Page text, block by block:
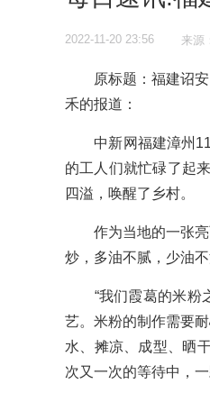
2022-11-20 23:56 来源
原标题：福建诏安
禾的报道：
中新网福建漳州11
的工人们就忙碌了起
四溢，唤醒了乡村。
作为当地的一张亮
炒，多油不腻，少油
“我们霞葛的米粉之
艺。米粉的制作需要
水、摊凉、成型、晒
次又一次的等待中，